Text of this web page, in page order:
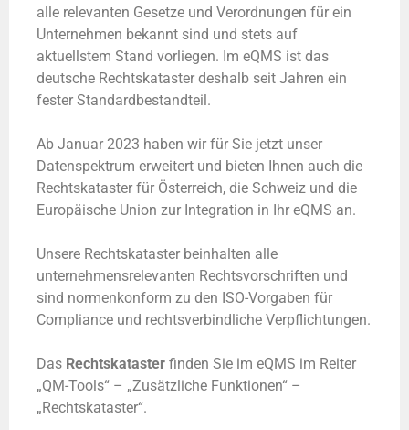
alle relevanten Gesetze und Verordnungen für ein
Unternehmen bekannt sind und stets auf
aktuellstem Stand vorliegen. Im eQMS ist das
deutsche Rechtskataster deshalb seit Jahren ein
fester Standardbestandteil.
Ab Januar 2023 haben wir für Sie jetzt unser
Datenspektrum erweitert und bieten Ihnen auch die
Rechtskataster für Österreich, die Schweiz und die
Europäische Union zur Integration in Ihr eQMS an.
Unsere Rechtskataster beinhalten alle
unternehmensrelevanten Rechtsvorschriften und
sind normenkonform zu den ISO-Vorgaben für
Compliance und rechtsverbindliche Verpflichtungen.
Das Rechtskataster finden Sie im eQMS im Reiter
„QM-Tools“ – „Zusätzliche Funktionen“ –
„Rechtskataster“.